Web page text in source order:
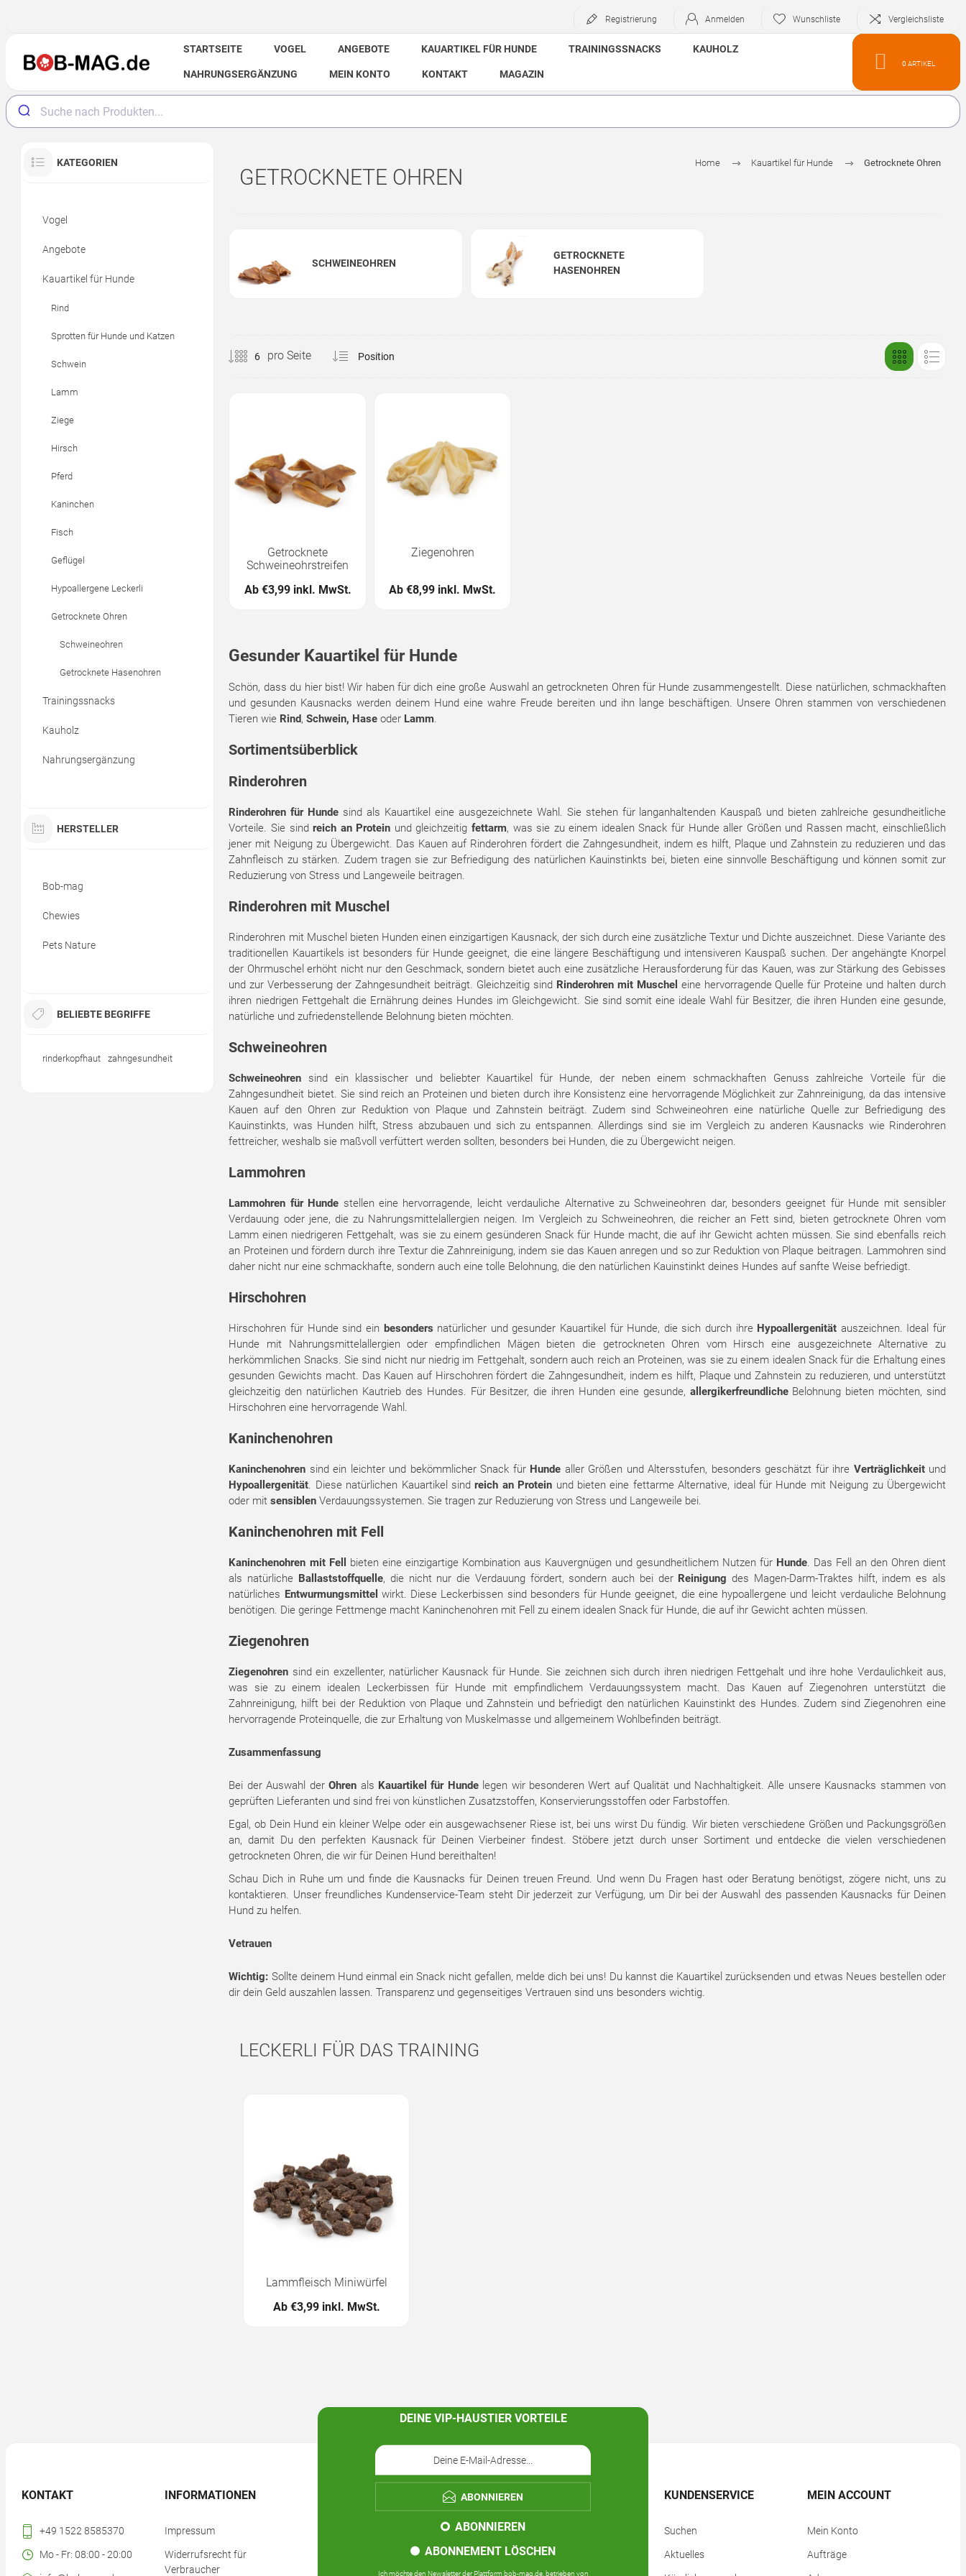
Registrierung Anmelden Wunschliste Vergleichsliste
STARTSEITE VOGEL ANGEBOTE KAUARTIKEL FÜR HUNDE TRAININGSSNACKS KAUHOLZ
NAHRUNGSERGÄNZUNG MEIN KONTO KONTAKT MAGAZIN
0 ARTIKEL
Home Kauartikel für Hunde Getrocknete Ohren
GETROCKNETE OHREN
SCHWEINEOHREN
GETROCKNETE
HASENOHREN
pro Seite
Getrocknete
Schweineohrstreifen
Ab €3,99 inkl. MwSt.
Ziegenohren
Ab €8,99 inkl. MwSt.
Gesunder Kauartikel für Hunde
Schön, dass du hier bist! Wir haben für dich eine große Auswahl an getrockneten Ohren für Hunde zusammengestellt. Diese natürlichen, schmackhaften
und gesunden Kausnacks werden deinem Hund eine wahre Freude bereiten und ihn lange beschäftigen. Unsere Ohren stammen von verschiedenen
Tieren wie Rind,Schwein, Haseoder Lamm.
Sortimentsüberblick
Rinderohren
Rinderohren für Hunde sind als Kauartikel eine ausgezeichnete Wahl. Sie stehen für langanhaltenden Kauspaß und bieten zahlreiche gesundheitliche
Vorteile. Sie sindreich an Protein und gleichzeitigfettarm, was sie zu einem idealen Snack für Hunde aller Größen und Rassen macht, einschließlich
jener mit Neigung zu Übergewicht. Das Kauen auf Rinderohren fördert die Zahngesundheit, indem es hilft, Plaque und Zahnstein zu reduzieren und das
Zahnfleisch zu stärken. Zudem tragen sie zur Befriedigung des natürlichen Kauinstinkts bei, bieten eine sinnvolle Beschäftigung und können somit zur
Reduzierung von Stress und Langeweile beitragen.
Rinderohren mit Muschel
Rinderohren mit Muschel bieten Hunden einen einzigartigen Kausnack, der sich durch eine zusätzliche Textur und Dichte auszeichnet. Diese Variante des
traditionellen Kauartikels ist besonders für Hunde geeignet, die eine längere Beschäftigung und intensiveren Kauspaß suchen. Der angehängte Knorpel
der Ohrmuschel erhöht nicht nur den Geschmack, sondern bietet auch eine zusätzliche Herausforderung für das Kauen, was zur Stärkung des Gebisses
und zur Verbesserung der Zahngesundheit beiträgt. Gleichzeitig sind Rinderohren mit Muschel eine hervorragende Quelle für Proteine und halten durch
ihren niedrigen Fettgehalt die Ernährung deines Hundes im Gleichgewicht. Sie sind somit eine ideale Wahl für Besitzer, die ihren Hunden eine gesunde,
natürliche und zufriedenstellende Belohnung bieten möchten.
Schweineohren
Schweineohren sind ein klassischer und beliebter Kauartikel für Hunde, der neben einem schmackhaften Genuss zahlreiche Vorteile für die
Zahngesundheit bietet. Sie sind reich an Proteinen und bieten durch ihre Konsistenz eine hervorragende Möglichkeit zur Zahnreinigung, da das intensive
Kauen auf den Ohren zur Reduktion von Plaque und Zahnstein beiträgt. Zudem sind Schweineohren eine natürliche Quelle zur Befriedigung des
Kauinstinkts, was Hunden hilft, Stress abzubauen und sich zu entspannen. Allerdings sind sie im Vergleich zu anderen Kausnacks wie Rinderohren
fettreicher, weshalb sie maßvoll verfüttert werden sollten, besonders bei Hunden, die zu Übergewicht neigen.
Lammohren
Lammohren für Hunde stellen eine hervorragende, leicht verdauliche Alternative zu Schweineohren dar, besonders geeignet für Hunde mit sensibler
Verdauung oder jene, die zu Nahrungsmittelallergien neigen. Im Vergleich zu Schweineohren, die reicher an Fett sind, bieten getrocknete Ohren vom
Lamm einen niedrigeren Fettgehalt, was sie zu einem gesünderen Snack für Hunde macht, die auf ihr Gewicht achten müssen. Sie sind ebenfalls reich
an Proteinen und fördern durch ihre Textur die Zahnreinigung, indem sie das Kauen anregen und so zur Reduktion von Plaque beitragen. Lammohren sind
daher nicht nur eine schmackhafte, sondern auch eine tolle Belohnung, die den natürlichen Kauinstinkt deines Hundes auf sanfte Weise befriedigt.
Hirschohren
Hirschohren für Hunde sind ein besonders natürlicher und gesunder Kauartikel für Hunde, die sich durch ihre Hypoallergenität auszeichnen. Ideal für
Hunde mit Nahrungsmittelallergien oder empfindlichen Mägen bieten die getrockneten Ohren vom Hirsch eine ausgezeichnete Alternative zu
herkömmlichen Snacks. Sie sind nicht nur niedrig im Fettgehalt, sondern auch reich an Proteinen, was sie zu einem idealen Snack für die Erhaltung eines
gesunden Gewichts macht. Das Kauen auf Hirschohren fördert die Zahngesundheit, indem es hilft, Plaque und Zahnstein zu reduzieren, und unterstützt
gleichzeitig den natürlichen Kautrieb des Hundes. Für Besitzer, die ihren Hunden eine gesunde, allergikerfreundlicheBelohnung bieten möchten, sind
Hirschohren eine hervorragende Wahl.
Kaninchenohren
Kaninchenohren sind ein leichter und bekömmlicher Snack für Hunde aller Größen und Altersstufen, besonders geschätzt für ihre Verträglichkeitund
Hypoallergenität. Diese natürlichen Kauartikel sindreich an Protein und bieten eine fettarme Alternative, ideal für Hunde mit Neigung zu Übergewicht
oder mitsensiblen Verdauungssystemen. Sie tragen zur Reduzierung von Stress und Langeweile bei.
Kaninchenohren mit Fell
Kaninchenohren mit Fell bieten eine einzigartige Kombination aus Kauvergnügen und gesundheitlichem Nutzen für Hunde. Das Fell an den Ohren dient
als natürliche Ballaststoffquelle, die nicht nur die Verdauung fördert, sondern auch bei der Reinigung des Magen-Darm-Traktes hilft, indem es als
natürliches Entwurmungsmittel wirkt. Diese Leckerbissen sind besonders für Hunde geeignet, die eine hypoallergene und leicht verdauliche Belohnung
benötigen. Die geringe Fettmenge macht Kaninchenohren mit Fell zu einem idealen Snack für Hunde, die auf ihr Gewicht achten müssen.
Ziegenohren
Ziegenohren sind ein exzellenter, natürlicher Kausnack für Hunde. Sie zeichnen sich durch ihren niedrigen Fettgehalt und ihre hohe Verdaulichkeit aus,
was sie zu einem idealen Leckerbissen für Hunde mit empfindlichem Verdauungssystem macht. Das Kauen auf Ziegenohren unterstützt die
Zahnreinigung, hilft bei der Reduktion von Plaque und Zahnstein und befriedigt den natürlichen Kauinstinkt des Hundes. Zudem sind Ziegenohren eine
hervorragende Proteinquelle, die zur Erhaltung von Muskelmasse und allgemeinem Wohlbefinden beiträgt.
Zusammenfassung
Bei der Auswahl derOhren als Kauartikel für Hundelegen wir besonderen Wert auf Qualität und Nachhaltigkeit. Alle unsere Kausnacks stammen von
geprüften Lieferanten und sind frei von künstlichen Zusatzstoffen, Konservierungsstoffen oder Farbstoffen.
Egal, ob Dein Hund ein kleiner Welpe oder ein ausgewachsener Riese ist, bei uns wirst Du fündig. Wir bieten verschiedene Größen und Packungsgrößen
an, damit Du den perfekten Kausnack für Deinen Vierbeiner findest. Stöbere jetzt durch unser Sortiment und entdecke die vielen verschiedenen
getrockneten Ohren, die wir für Deinen Hund bereithalten!
Schau Dich in Ruhe um und finde die Kausnacks für Deinen treuen Freund. Und wenn Du Fragen hast oder Beratung benötigst, zögere nicht, uns zu
kontaktieren. Unser freundliches Kundenservice-Team steht Dir jederzeit zur Verfügung, um Dir bei der Auswahl des passenden Kausnacks für Deinen
Hund zu helfen.
Vetrauen
Wichtig: Sollte deinem Hund einmal ein Snack nicht gefallen, melde dich bei uns! Du kannst die Kauartikel zurücksenden und etwas Neues bestellen oder
dir dein Geld auszahlen lassen. Transparenz und gegenseitiges Vertrauen sind uns besonders wichtig.
LECKERLI FÜR DAS TRAINING
Lammfleisch Miniwürfel
Ab €3,99 inkl. MwSt.
KATEGORIEN
Vogel
Angebote
Kauartikel für Hunde
Rind
Sprotten für Hunde und Katzen
Schwein
Lamm
Ziege
Hirsch
Pferd
Kaninchen
Fisch
Geflügel
Hypoallergene Leckerli
Getrocknete Ohren
Schweineohren
Getrocknete Hasenohren
Trainingssnacks
Kauholz
Nahrungsergänzung
HERSTELLER
Bob-mag
Chewies
Pets Nature
BELIEBTE BEGRIFFE
rinderkopfhaut zahngesundheit
DEINE VIP-HAUSTIER VORTEILE
ABONNIEREN
ABONNIEREN
ABONNEMENT LÖSCHEN
Ich möchte den Newsletter der Plattform bob-mag.de, betrieben von
KONTAKT
+49 1522 8585370
Mo - Fr: 08:00 - 20:00
INFORMATIONEN
Impressum
Widerrufsrecht für
Verbraucher
KUNDENSERVICE
Suchen
Aktuelles
MEIN ACCOUNT
Mein Konto
Aufträge